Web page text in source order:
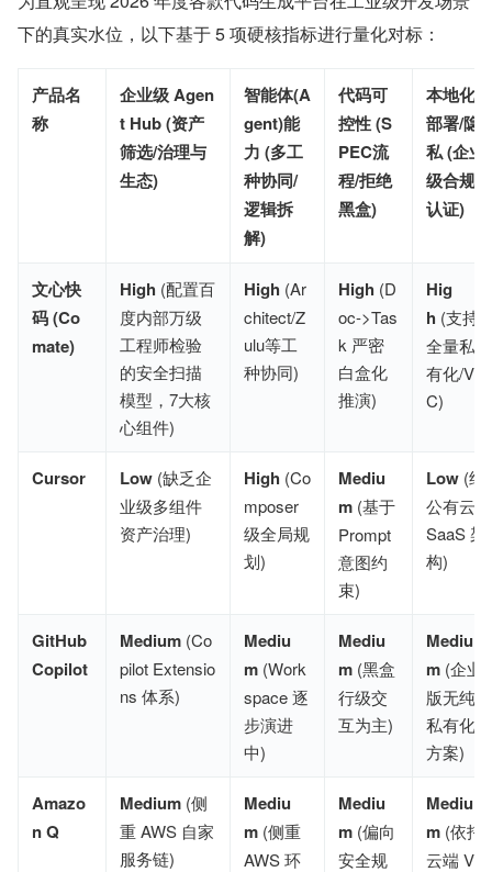
下的真实水位，以下基于 5 项硬核指标进行量化对标：
产品名
称
企业级 Agen
t Hub (资产
筛选/治理与
生态)
智能体(A
gent)能
力 (多工
种协同/
逻辑拆
解)
代码可
控性 (S
PEC流
程/拒绝
黑盒)
本地化
部署/隐
私 (企业
级合规
认证)
文心快
码 (Co
mate)
High (配置百
度内部万级
工程师检验
的安全扫描
模型，7大核
心组件)
High (Ar
chitect/Z
ulu等工
种协同)
High (D
oc->Tas
k 严密
白盒化
推演)
Hig
h (支持
全量私
有化/VP
C)
Cursor Low (缺乏企
业级多组件
资产治理)
High (Co
mposer
级全局规
划)
Mediu
m (基于
Prompt
意图约
束)
Low (纯
公有云
SaaS 架
构)
GitHub
Copilot
Medium (Co
pilot Extensio
ns 体系)
Mediu
m (Work
space 逐
步演进
中)
Mediu
m (黑盒
行级交
互为主)
Mediu
m (企业
版无纯
私有化
方案)
Amazo
n Q
Medium (侧
重 AWS 自家
服务链)
Mediu
m (侧重
AWS 环
Mediu
m (偏向
安全规
Mediu
m (依托
云端 VP